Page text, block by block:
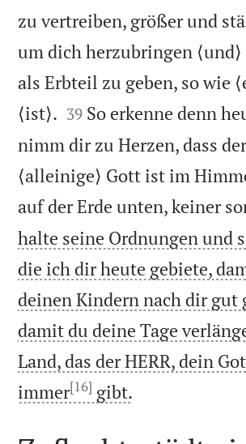
zu vertreiben, größer und
um dich herzubringen
als Erbteil zu geben, so wie
⟨ist⟩. 

39 So erkenne denn
nimm dir zu Herzen, dass
⟨alleinige⟩ Gott ist im
auf der Erde unten, keiner
halte seine Ordnungen und
die ich dir heute gebiete,
deinen Kindern nach dir gut
damit du deine Tage
Land, das der HERR, dein
immer[16] gibt.